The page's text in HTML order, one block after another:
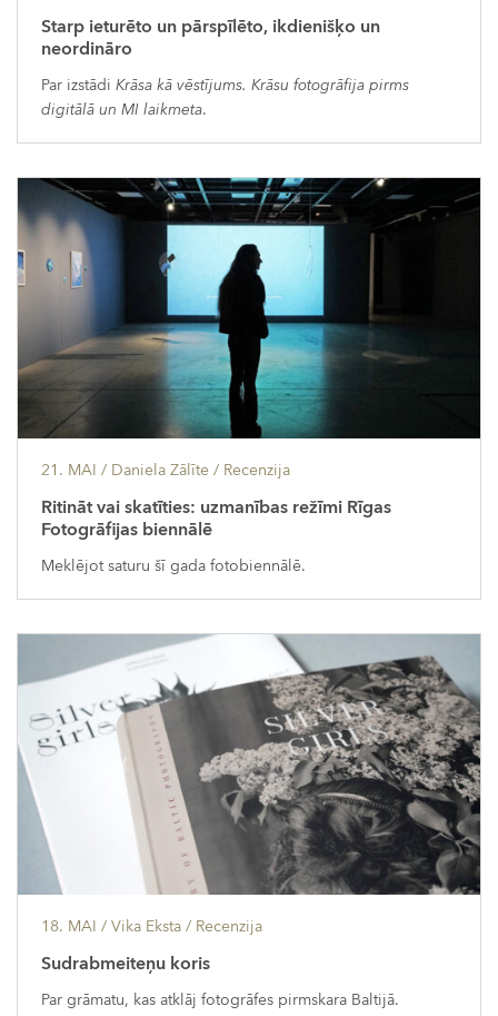
Starp ieturēto un pārspīlēto, ikdienišķo un
neordināro
Par izstādi Krāsa kā vēstījums. Krāsu fotogrāfija pirms
digitālā un MI laikmeta.
21. MAI / Daniela Zālīte / Recenzija
Ritināt vai skatīties: uzmanības režīmi Rīgas
Fotogrāfijas biennālē
Meklējot saturu šī gada fotobiennālē.
18. MAI / Vika Eksta / Recenzija
Sudrabmeiteņu koris
Par grāmatu, kas atklāj fotogrāfes pirmskara Baltijā.